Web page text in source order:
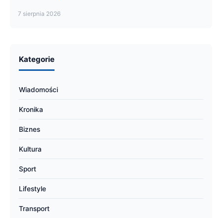
7 sierpnia 2026
Kategorie
Wiadomości
Kronika
Biznes
Kultura
Sport
Lifestyle
Transport